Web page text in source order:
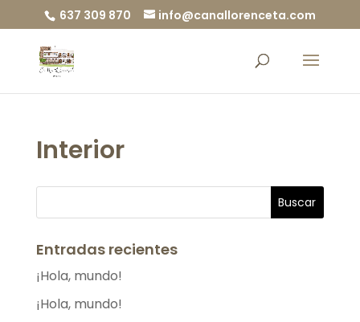
637 309 870 info@canallorenceta.com
Interior
Entradas recientes
¡Hola, mundo!
¡Hola, mundo!